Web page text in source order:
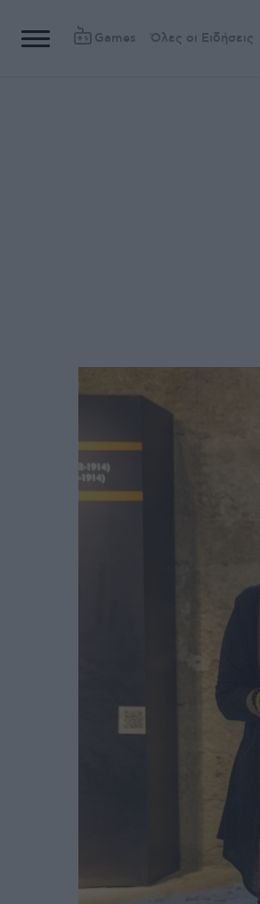
Games Όλες οι Ειδήσεις